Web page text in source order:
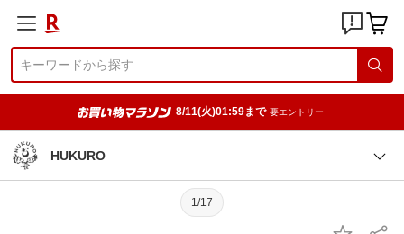
8/11(火)01:59まで 要エントリー
HUKURO
1/17